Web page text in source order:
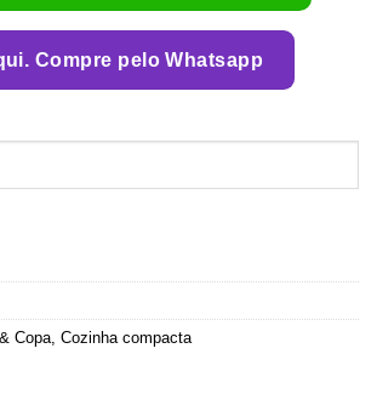
Compre pelo Whatsapp
Copa Cozinha compacta